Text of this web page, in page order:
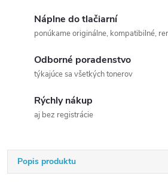
Náplne do tlačiarní
ponúkame originálne, kompatibilné,
Odborné poradenstvo
týkajúce sa všetkých tonerov
Rýchly nákup
aj bez registrácie
Popis produktu